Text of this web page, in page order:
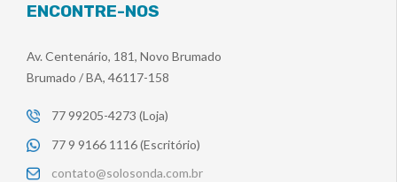
ENCONTRE-NOS
Av. Centenário, 181, Novo Brumado
Brumado / BA, 46117-158
77 99205-4273 (Loja)
77 9 9166 1116 (Escritório)
contato@solosonda.com.br